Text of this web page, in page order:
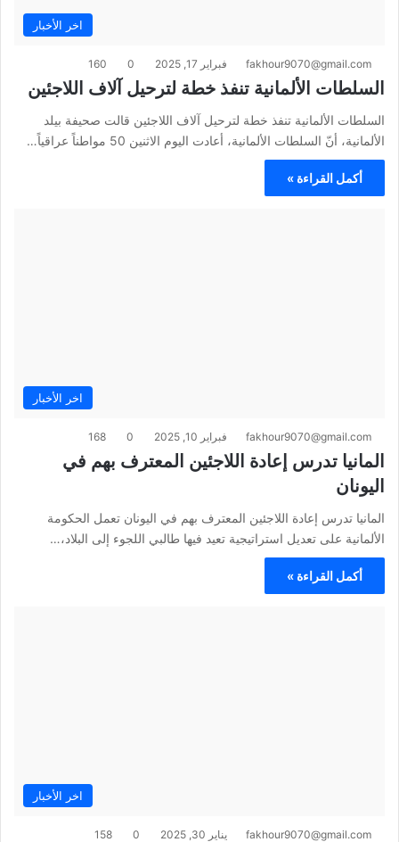
اخر الأخبار
fakhour9070@gmail.com فبراير 17, 2025 0
160
السلطات الألمانية تنفذ خطة لترحيل آلاف اللاجئين
السلطات الألمانية تنفذ خطة لترحيل آلاف اللاجئين قالت صحيفة بيلد
الألمانية، أنّ السلطات الألمانية، أعادت اليوم الاثنين 50 مواطناً عراقياً…
أكمل القراءة »
اخر الأخبار
fakhour9070@gmail.com فبراير 10, 2025 0
168
المانيا تدرس إعادة اللاجئين المعترف بهم في
اليونان
المانيا تدرس إعادة اللاجئين المعترف بهم في اليونان تعمل الحكومة
الألمانية على تعديل استراتيجية تعيد فيها طالبي اللجوء إلى البلاد،…
أكمل القراءة »
اخر الأخبار
fakhour9070@gmail.com يناير 30, 2025 0
158